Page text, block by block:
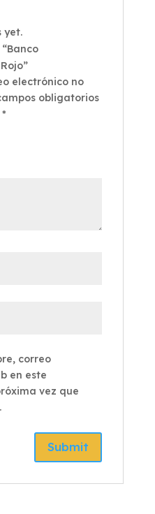
yet.
electrónico no
obligatorios
*
correo
en este
vez que